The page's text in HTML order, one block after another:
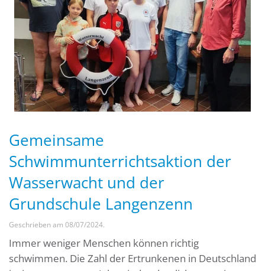
Gemeinsame
Schwimmunterrichtsaktion der
Wasserwacht und der
Grundschule Langenzenn
Geschrieben am 08/07/2024.
Immer weniger Menschen können richtig
schwimmen. Die Zahl der Ertrunkenen in Deutschland